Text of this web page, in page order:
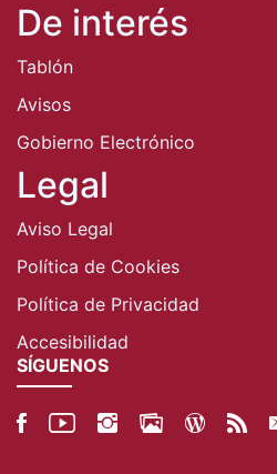
De interés
Tablón
Avisos
Gobierno Electrónico
Legal
Aviso Legal
Política de Cookies
Política de Privacidad
Accesibilidad
SÍGUENOS